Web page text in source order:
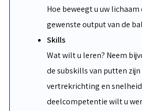
Hoe beweegt u uw
gewenste output van de
Skills
Wat wilt u leren? Neem
de subskills van putten
vertrekrichting en
deelcompetentie wilt u